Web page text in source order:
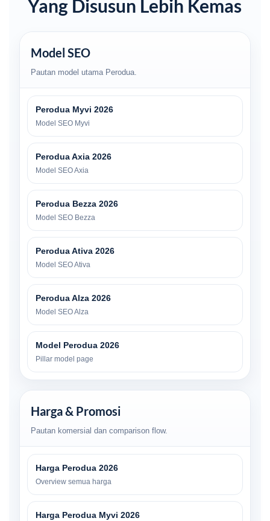
Yang Disusun Lebih Kemas
Model SEO
Pautan model utama Perodua.
Perodua Myvi 2026
Model SEO Myvi
Perodua Axia 2026
Model SEO Axia
Perodua Bezza 2026
Model SEO Bezza
Perodua Ativa 2026
Model SEO Ativa
Perodua Alza 2026
Model SEO Alza
Model Perodua 2026
Pillar model page
Harga & Promosi
Pautan komersial dan comparison flow.
Harga Perodua 2026
Overview semua harga
Harga Perodua Myvi 2026